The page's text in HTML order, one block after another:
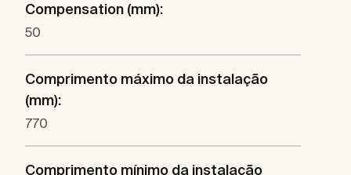
Compensation (mm):
50
Comprimento máximo da instalação
(mm):
770
Comprimento mínimo da instalação